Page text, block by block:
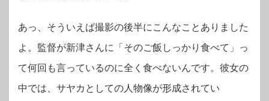
あっ、そういえば撮影の後半にこんなことありました
よ。監督が新津さんに「そのご飯しっかり食べて」っ
て何回も言っているのに全く食べないんです。彼女の
中では、サヤカとしての人物像が形成されてい